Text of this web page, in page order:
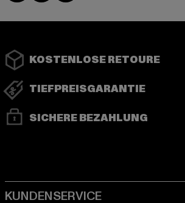
KOSTENLOSE RETOURE
TIEFPREISGARANTIE
SICHERE BEZAHLUNG